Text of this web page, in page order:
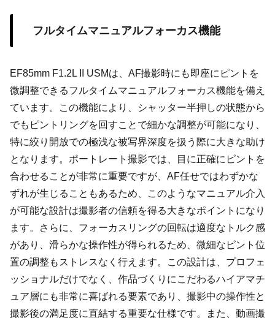
フルタイムマニュアルフォーカス機能
EF85mm F1.2L II USMは、AF撮影時にも即座にピントを
微調整できるフルタイムマニュアルフォーカス機能を備え
ています。この機能により、シャッター半押しの状態から
でもピントリングを回すことで細かな調整が可能になり、
特に絞り開放での極浅な被写界深度を扱う際に大きな助け
となります。ポートレート撮影では、目に正確にピントを
合わせることが非常に重要ですが、AF任せではわずかな
ずれが生じることもあるため、このようなマニュアル介入
が可能な設計は撮影者の信頼を得る大きなポイントになり
ます。さらに、フォーカスリングの回転は適度なトルク感
があり、滑らかな操作性が得られるため、微細なピント位
置の調整もストレスなく行えます。この設計は、プロフェ
ッショナルだけでなく、作品づくりにこだわるハイアマチ
ュア層にも非常に喜ばれる要素であり、撮影中の操作性と
撮影後の満足度に直結する重要な仕様です。また、動画撮